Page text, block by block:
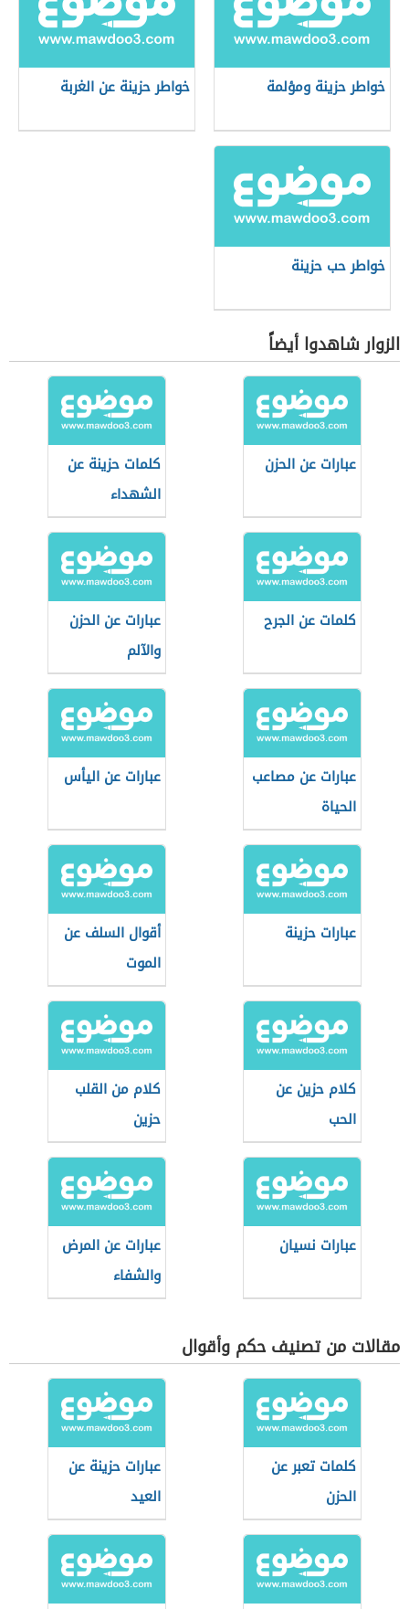
خواطر حزينة ومؤلمة خواطر حزينة عن الغربة
خواطر حب حزينة
الزوار شاهدوا أيضاً
عبارات عن الحزن
كلمات حزينة عن
الشهداء
كلمات عن الجرح
عبارات عن الحزن
والآلم
عبارات عن مصاعب
الحياة
عبارات عن اليأس
عبارات حزينة
أقوال السلف عن
الموت
كلام حزين عن
الحب
كلام من القلب
حزين
عبارات نسيان
عبارات عن المرض
والشفاء
مقالات من تصنيف حكم وأقوال
كلمات تعبر عن
الحزن
عبارات حزينة عن
العيد